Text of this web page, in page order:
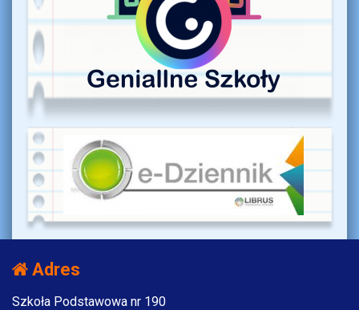
Adres
Szkoła Podstawowa nr 190